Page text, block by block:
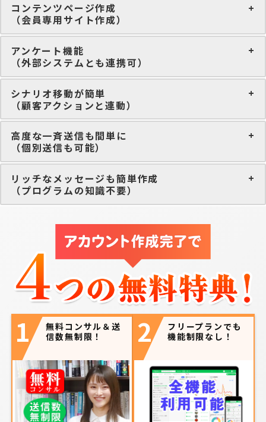
コンテンツページ作成
（会員専用サイト作成）
アンケート機能
（外部システムとも連携可）
シナリオ移動が簡単
（顧客アクションと連動）
高度な一斉送信も間単に
（個別送信も可能）
リッチなメッセージも簡単作成
（プログラムの知識不要）
1
無料コンサル＆送
信数無制限！
2
フリープランでも
機能制限なし！